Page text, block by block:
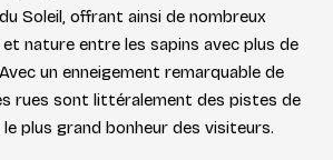
Soleil, offrant ainsi de nombreux
nature entre les sapins avec plus de
un enneigement remarquable de
rues sont littéralement des pistes de
plus grand bonheur des visiteurs.